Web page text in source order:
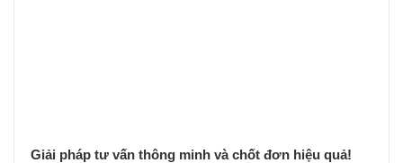
Giải pháp tư vấn thông minh và chốt đơn hiệu quả!